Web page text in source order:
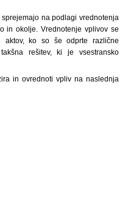
na podlagi vrednotenja
in okolje. Vrednotenje vplivov se
aktov, ko so še odprte različne
rešitev, ki je vsestransko
in ovrednoti vpliv na naslednja